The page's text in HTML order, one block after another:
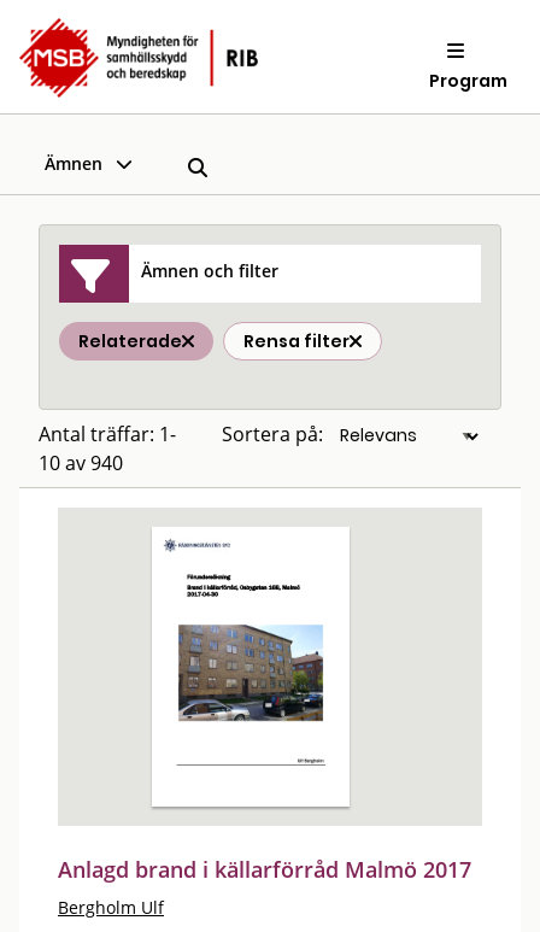
Program
Ämnen
Ämnen och filter
Relaterade Rensa filter
Antal träffar: 1-
10 av 940
Sortera på:
Anlagd brand i källarförråd Malmö 2017
Bergholm Ulf